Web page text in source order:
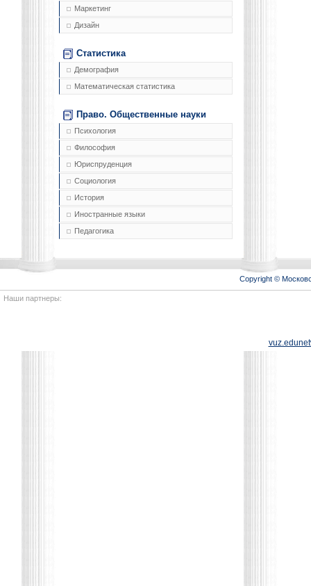
Маркетинг
Дизайн
Статистика
Демография
Математическая статистика
Право. Общественные науки
Психология
Философия
Юриспруденция
Социология
История
Иностранные языки
Педагогика
Copyright ©
Наши партнеры: